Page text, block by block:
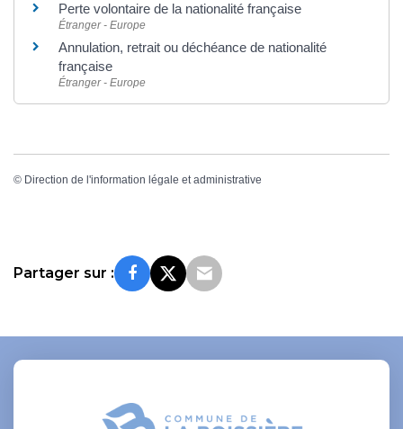
Perte volontaire de la nationalité française
Étranger - Europe
Annulation, retrait ou déchéance de nationalité
française
Étranger - Europe
© Direction de l'information légale et administrative
Partager sur :